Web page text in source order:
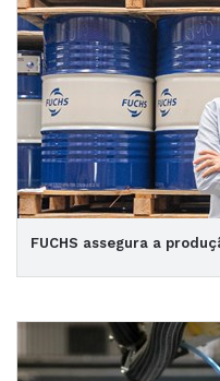
FUCHS assegura a